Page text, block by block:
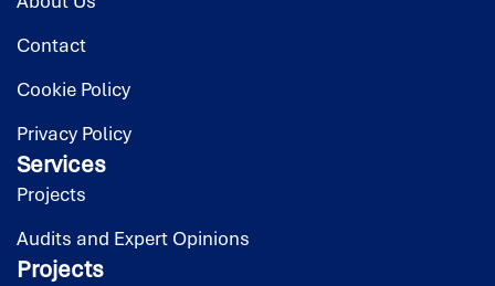
Contact
Cookie Policy
Privacy Policy
Services
Projects
Audits and Expert Opinions
Projects